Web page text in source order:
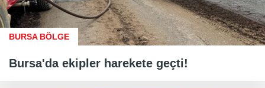
BURSA BÖLGE
Bursa'da ekipler harekete geçti!